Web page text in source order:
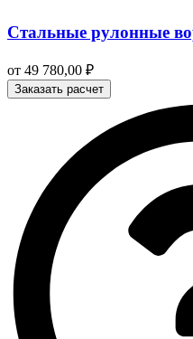
Стальные рулонные
от 49 780,00 ₽
Заказать расчет